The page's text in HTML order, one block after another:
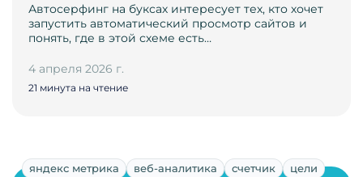
Автосерфинг на буксах интересует тех, кто хочет
запустить автоматический просмотр сайтов и
понять, где в этой схеме есть…
4 апреля 2026 г.
21 минута на чтение
яндекс метрика веб-аналитика счетчик цели